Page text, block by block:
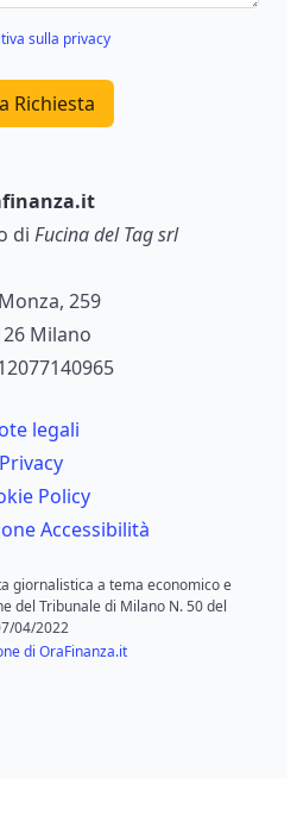
sulla privacy
Richiesta
di Fucina del Tag srl
259
Milano
legali
Privacy
Policy
Accessibilità
giornalistica a tema economico e
del Tribunale di Milano N. 50 del
04/2022
di OraFinanza.it